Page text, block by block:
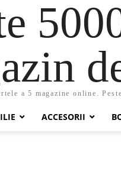
a 5 magazine online.
ACCESORII